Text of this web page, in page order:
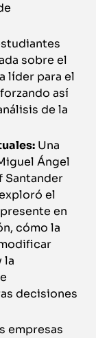
sobre el
líder para el
así
de la
Una
Ángel
Santander
el
en
cómo la
la
decisiones
empresas